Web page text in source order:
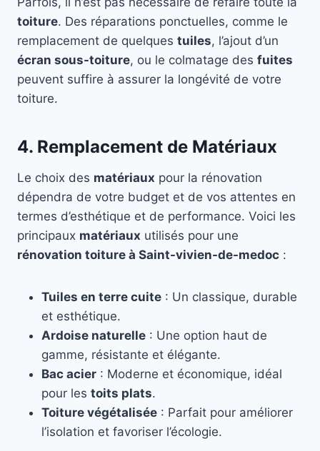
toiture. Des réparations ponctuelles, comme le
remplacement de quelques tuiles, l’ajout d’un
écran sous-toiture, ou le colmatage des fuites
peuvent suffire à assurer la longévité de votre
toiture.
4. Remplacement de Matériaux
Le choix des matériaux pour la rénovation
dépendra de votre budget et de vos attentes en
termes d’esthétique et de performance. Voici les
principaux matériaux utilisés pour une
rénovation toiture à Saint-vivien-de-medoc :
Tuiles en terre cuite : Un classique, durable
et esthétique.
Ardoise naturelle : Une option haut de
gamme, résistante et élégante.
Bac acier : Moderne et économique, idéal
pour les toits plats.
Toiture végétalisée : Parfait pour améliorer
l’isolation et favoriser l’écologie.